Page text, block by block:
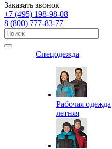
Заказать звонок
+7 (495) 198-98-08
8 (800) 777-83-77
Спецодежда
Рабочая одежда
летняя